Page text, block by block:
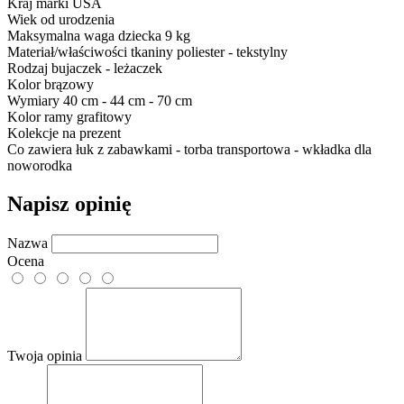
Kraj marki USA
Wiek od urodzenia
Maksymalna waga dziecka 9 kg
Materiał/właściwości tkaniny poliester - tekstylny
Rodzaj bujaczek - leżaczek
Kolor brązowy
Wymiary 40 cm - 44 cm - 70 cm
Kolor ramy grafitowy
Kolekcje na prezent
Co zawiera łuk z zabawkami - torba transportowa - wkładka dla
noworodka
Napisz opinię
Nazwa
Ocena
Twoja opinia